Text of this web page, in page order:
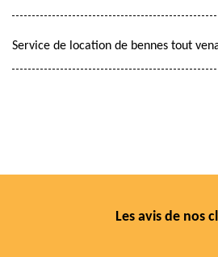
Service de location de bennes tout
Les avis de nos